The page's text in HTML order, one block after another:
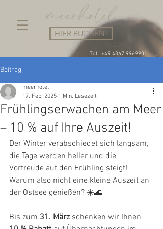
HIER BUCHEN!
Tel.: +49 4367 9969901
Beitrag
Frühlingserwachen am Meer
– 10 % auf Ihre Auszeit!
meerhotel
17. Feb. 2025 1 Min. Lesezeit
Der Winter verabschiedet sich langsam,
die Tage werden heller und die
Vorfreude auf den Frühling steigt!
Warum also nicht eine kleine Auszeit an
der Ostsee genießen? ☀️🌊
Bis zum 31. März schenken wir Ihnen